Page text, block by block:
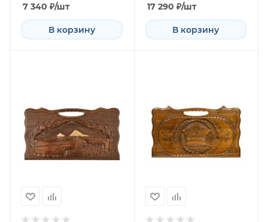
7 340 ₽/шт
В корзину
17 290 ₽/шт
В корзину